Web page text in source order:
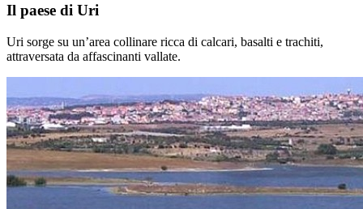
Il paese di Uri
Uri sorge su un’area collinare ricca di calcari, basalti e trachiti,
attraversata da affascinanti vallate.